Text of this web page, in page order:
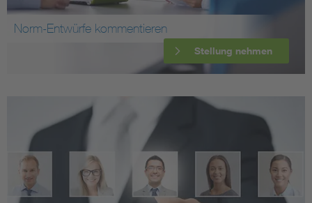
Norm-Entwürfe kommentieren
Stellung nehmen